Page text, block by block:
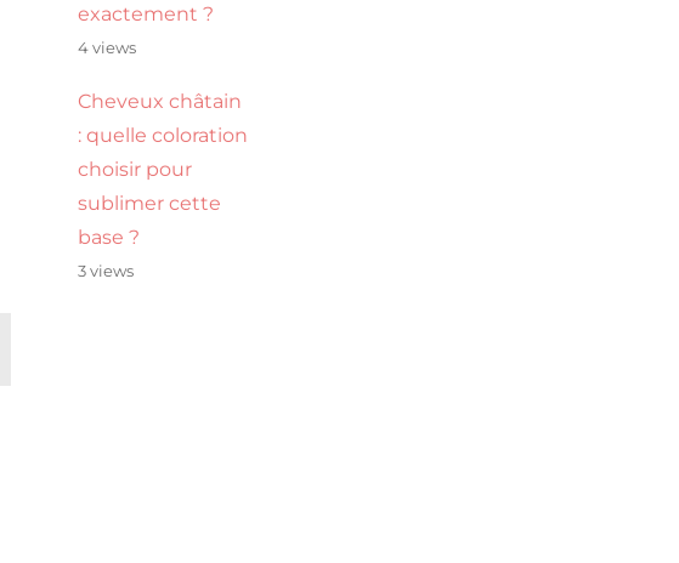
exactement ?
4 views
Cheveux châtain
: quelle coloration
choisir pour
sublimer cette
base ?
3 views